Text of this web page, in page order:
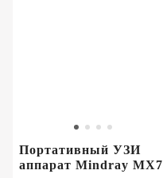
Портативный УЗИ
аппарат Mindray MX7